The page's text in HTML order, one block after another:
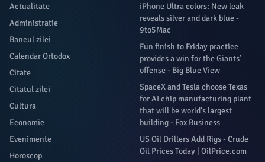
Actualitate
Administratie
Bancul zilei
Calendar Ortodox
Citate
Citatul zilei
Cultura
Economie
Evenimente
Horoscop
iPhone Ultra colors: New leak
reveals silver and dark blue -
9to5Mac
Fun finish to Friday practice
provides a win for the Giants’
offense - Big Blue View
SpaceX and Tesla choose Texas
for AI chip manufacturing plant
that will be world's largest
building - Fox Business
US Oil Drillers Add Rigs - Crude
Oil Prices Today | OilPrice.com